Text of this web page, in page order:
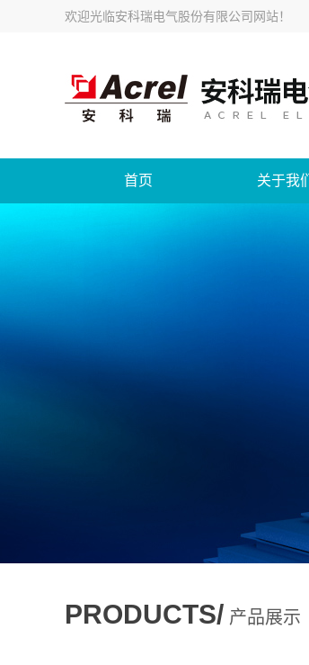
欢迎光临安科瑞电气股份有限公司网站！
首页 关于我们
PRODUCTS/ 产品展示